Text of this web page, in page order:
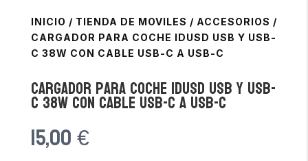
INICIO / TIENDA DE MOVILES / ACCESORIOS /
CARGADOR PARA COCHE IDUSD USB Y USB-
C 38W CON CABLE USB-C A USB-C
Cargador para coche IDUSD USB y USB-
C 38W con cable USB-C a USB-C
15,00€